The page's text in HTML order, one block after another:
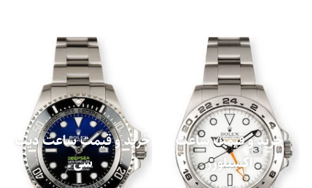
خرید و قیمت ساعت
اکسپلورر
خرید و قیمت ساعت دیپ
سی